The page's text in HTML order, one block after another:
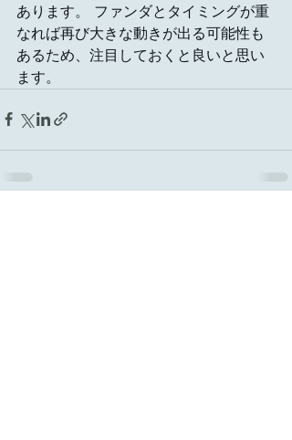
あります。 ファンダとタイミングが重
なれば再び大きな動きが出る可能性も
あるため、注目しておくと良いと思い
ます。